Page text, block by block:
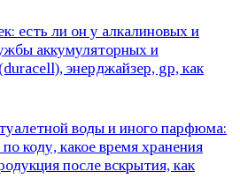
есть ли он у алкалиновых и
аккумуляторных и
энерджайзер, gp, как
воды и иного парфюма:
коду, какое время хранения
после вскрытия, как